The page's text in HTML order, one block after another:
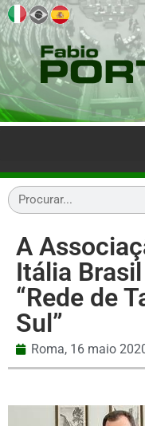
A
Itália
“Rede de
Sul”
Roma, 16 maio